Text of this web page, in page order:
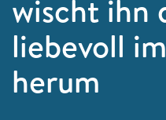
wischt ihn
liebevoll
herum